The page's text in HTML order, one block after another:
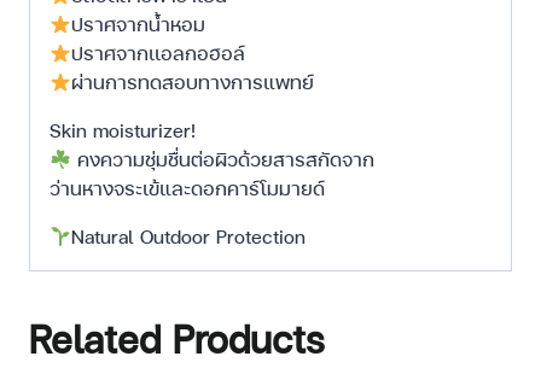
ปราศจากน้ำหอม
ปราศจากเเอลกอฮอล์
ผ่านการทดสอบทางการแพทย์
Skin moisturizer!
คงความชุ่มชื่นต่อผิวด้วยสารสกัดจาก
ว่านหางจระเข้และดอกคาร์โมมายด์
Natural Outdoor Protection
Related Products